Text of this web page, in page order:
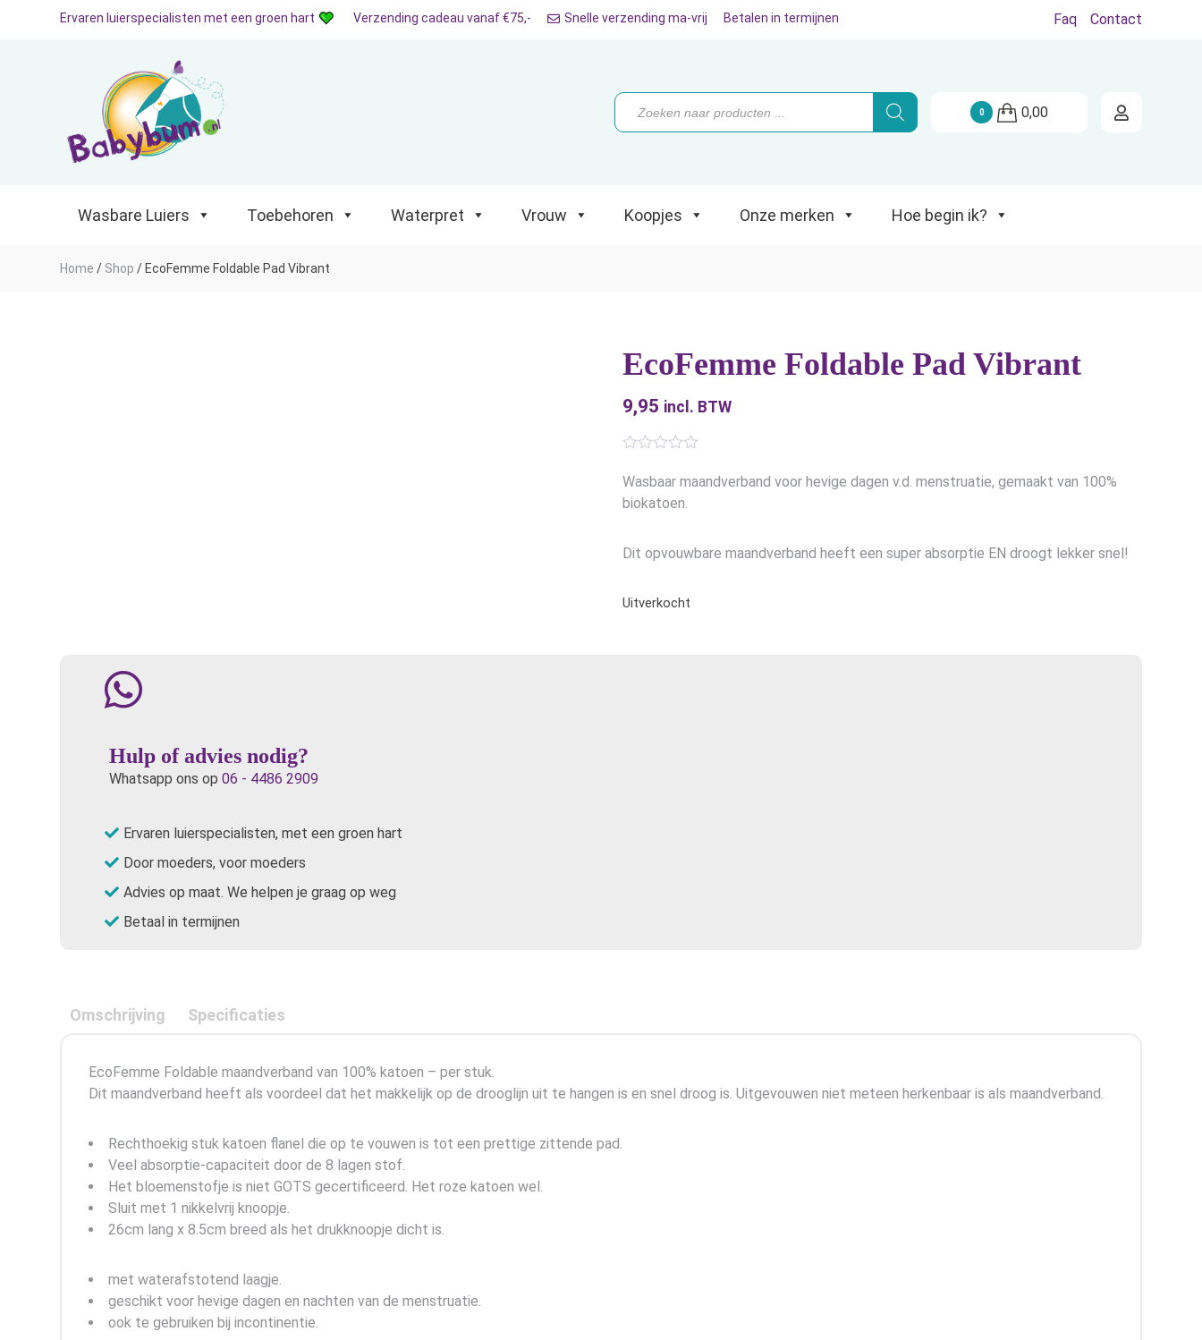
Wasbare Luiers Toebehoren Koopjes Onze merken Hoe begin ik?
Ervaren luierspecialisten met een groen hart Verzending cadeau vanaf €75,- Snelle verzending ma-vrij Betalen in termijnen Faq Contact
Producten
zoeken
0 0,00
Wasbare Luiers Toebehoren Waterpret Vrouw Koopjes Onze merken Hoe begin ik?
Home / Shop / EcoFemme Foldable Pad Vibrant
EcoFemme Foldable Pad Vibrant
9,95 incl. BTW
Wasbaar maandverband voor hevige dagen v.d. menstruatie, gemaakt van 100%
biokatoen.
Dit opvouwbare maandverband heeft een super absorptie EN droogt lekker snel!
Uitverkocht
Hulp of advies nodig?
Whatsapp ons op 06 - 4486 2909
Ervaren luierspecialisten, met een groen hart
Door moeders, voor moeders
Advies op maat. We helpen je graag op weg
Betaal in termijnen
Omschrijving Specificaties
EcoFemme Foldable maandverband van 100% katoen – per stuk.
Dit maandverband heeft als voordeel dat het makkelijk op de drooglijn uit te hangen is en snel droog is. Uitgevouwen niet meteen herkenbaar is als maandverband.
Rechthoekig stuk katoen flanel die op te vouwen is tot een prettige zittende pad.
Veel absorptie-capaciteit door de 8 lagen stof.
Het bloemenstofje is niet GOTS gecertificeerd. Het roze katoen wel.
Sluit met 1 nikkelvrij knoopje.
26cm lang x 8.5cm breed als het drukknoopje dicht is.
met waterafstotend laagje.
geschikt voor hevige dagen en nachten van de menstruatie.
ook te gebruiken bij incontinentie.